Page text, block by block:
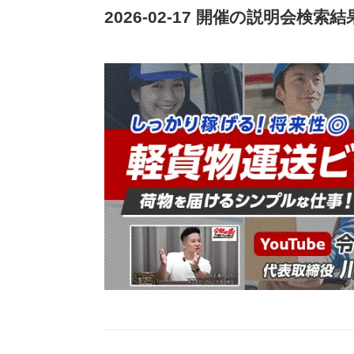
2026-02-17 開催の説明会検索結